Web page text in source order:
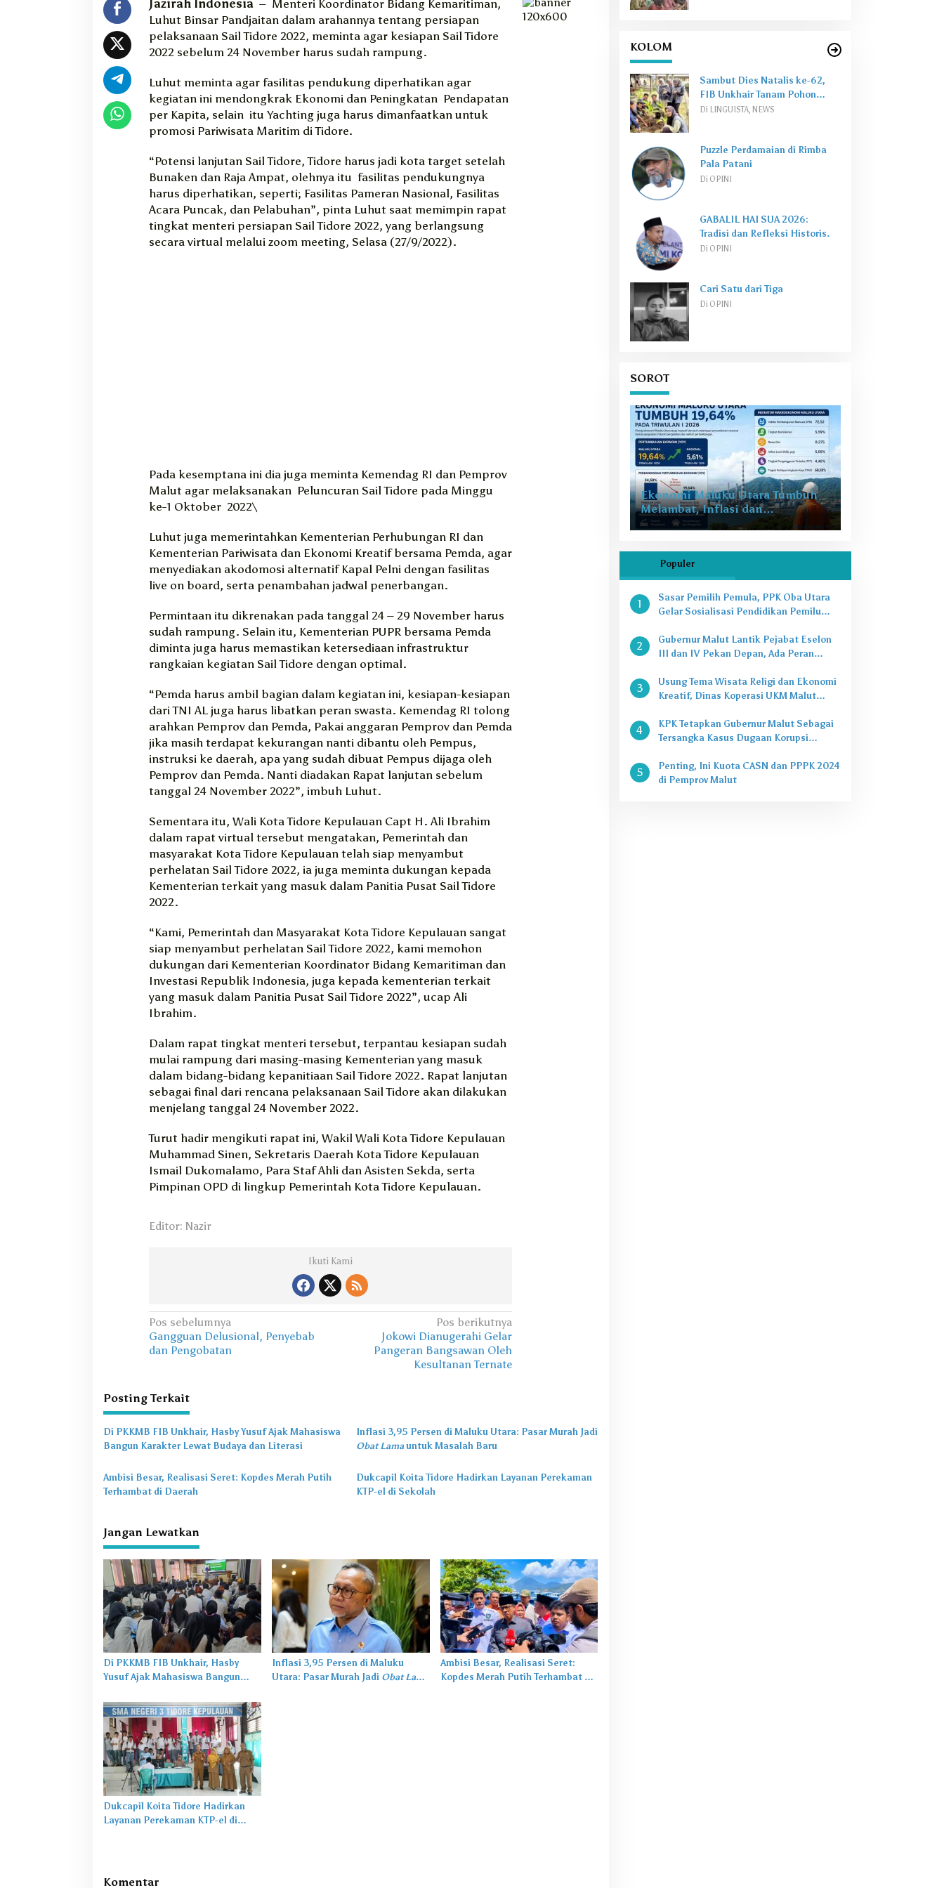
i
d
o
r
2
2
Jazirah Indonesia – Menteri Koordinator Bidang Kemaritiman,
Luhut Binsar Pandjaitan dalam arahannya tentang persiapan
pelaksanaan Sail Tidore 2022, meminta agar kesiapan Sail Tidore
2022 sebelum 24 November harus sudah rampung.
Luhut meminta agar fasilitas pendukung diperhatikan agar
kegiatan ini mendongkrak Ekonomi dan Peningkatan Pendapatan
per Kapita, selain itu Yachting juga harus dimanfaatkan untuk
promosi Pariwisata Maritim di Tidore.
“Potensi lanjutan Sail Tidore, Tidore harus jadi kota target setelah
Bunaken dan Raja Ampat, olehnya itu fasilitas pendukungnya
harus diperhatikan, seperti; Fasilitas Pameran Nasional, Fasilitas
Acara Puncak, dan Pelabuhan”, pinta Luhut saat memimpin rapat
tingkat menteri persiapan Sail Tidore 2022, yang berlangsung
secara virtual melalui zoom meeting, Selasa (27/9/2022).
Pada kesemptana ini dia juga meminta Kemendag RI dan Pemprov
Malut agar melaksanakan Peluncuran Sail Tidore pada Minggu
ke-1 Oktober 2022\
Luhut juga memerintahkan Kementerian Perhubungan RI dan
Kementerian Pariwisata dan Ekonomi Kreatif bersama Pemda, agar
menyediakan akodomosi alternatif Kapal Pelni dengan fasilitas
live on board, serta penambahan jadwal penerbangan.
Permintaan itu dikrenakan pada tanggal 24 – 29 November harus
sudah rampung. Selain itu, Kementerian PUPR bersama Pemda
diminta juga harus memastikan ketersediaan infrastruktur
rangkaian kegiatan Sail Tidore dengan optimal.
“Pemda harus ambil bagian dalam kegiatan ini, kesiapan-kesiapan
dari TNI AL juga harus libatkan peran swasta. Kemendag RI tolong
arahkan Pemprov dan Pemda, Pakai anggaran Pemprov dan Pemda
jika masih terdapat kekurangan nanti dibantu oleh Pempus,
instruksi ke daerah, apa yang sudah dibuat Pempus dijaga oleh
Pemprov dan Pemda. Nanti diadakan Rapat lanjutan sebelum
tanggal 24 November 2022”, imbuh Luhut.
Sementara itu, Wali Kota Tidore Kepulauan Capt H. Ali Ibrahim
dalam rapat virtual tersebut mengatakan, Pemerintah dan
masyarakat Kota Tidore Kepulauan telah siap menyambut
perhelatan Sail Tidore 2022, ia juga meminta dukungan kepada
Kementerian terkait yang masuk dalam Panitia Pusat Sail Tidore
2022.
“Kami, Pemerintah dan Masyarakat Kota Tidore Kepulauan sangat
siap menyambut perhelatan Sail Tidore 2022, kami memohon
dukungan dari Kementerian Koordinator Bidang Kemaritiman dan
Investasi Republik Indonesia, juga kepada kementerian terkait
yang masuk dalam Panitia Pusat Sail Tidore 2022”, ucap Ali
Ibrahim.
Dalam rapat tingkat menteri tersebut, terpantau kesiapan sudah
mulai rampung dari masing-masing Kementerian yang masuk
dalam bidang-bidang kepanitiaan Sail Tidore 2022. Rapat lanjutan
sebagai final dari rencana pelaksanaan Sail Tidore akan dilakukan
menjelang tanggal 24 November 2022.
Turut hadir mengikuti rapat ini, Wakil Wali Kota Tidore Kepulauan
Muhammad Sinen, Sekretaris Daerah Kota Tidore Kepulauan
Ismail Dukomalamo, Para Staf Ahli dan Asisten Sekda, serta
Pimpinan OPD di lingkup Pemerintah Kota Tidore Kepulauan.
Editor: Nazir
Ikuti Kami
N
a
g
a
s
p
s
Pos sebelumnya
Gangguan Delusional, Penyebab
dan Pengobatan
Pos berikutnya
Jokowi Dianugerahi Gelar
Pangeran Bangsawan Oleh
Kesultanan Ternate
Posting Terkait
Di PKKMB FIB Unkhair, Hasby Yusuf Ajak Mahasiswa
Bangun Karakter Lewat Budaya dan Literasi
Inflasi 3,95 Persen di Maluku Utara: Pasar Murah Jadi
Obat Lamauntuk Masalah Baru
Ambisi Besar, Realisasi Seret: Kopdes Merah Putih
Terhambat di Daerah
Dukcapil Koita Tidore Hadirkan Layanan Perekaman
KTP-el di Sekolah
Jangan Lewatkan
Di PKKMB FIB Unkhair, Hasby
Yusuf Ajak Mahasiswa Bangun
Literasi
Inflasi 3,95 Persen di Maluku
Utara: Pasar Murah Jadi Obat Lama
Ambisi Besar, Realisasi Seret:
Kopdes Merah Putih Terhambat di
Dukcapil Koita Tidore Hadirkan
Layanan Perekaman KTP-el di
Komentar
KOLOM
Sambut Dies Natalis ke-62,
FIB Unkhair Tanam Pohon
PerkuatGreen Campus
Di LINGUISTA, NEWS
Puzzle Perdamaian di Rimba
Pala Patani
Di OPINI
GABALIL HAI SUA 2026:
Tradisi dan Refleksi Historis.
Di OPINI
Cari Satu dari Tiga
Di OPINI
SOROT
Ekonomi Maluku Utara Tumbuh
Melambat, Inflasi dan
Pengangguran Jadi Alarm Baru
Populer
1
Sasar Pemilih Pemula, PPK Oba Utara
Gelar Sosialisasi Pendidikan Pemilu
2
Gubernur Malut Lantik Pejabat Eselon
III dan IV Pekan Depan, Ada Peran
3
Usung Tema Wisata Religi dan Ekonomi
Kreatif, Dinas Koperasi UKM Malut
Raya Sofifi
4
KPK Tetapkan Gubernur Malut Sebagai
Tersangka Kasus Dugaan Korupsi
5
Penting, Ini Kuota CASN dan PPPK 2024
di Pemprov Malut